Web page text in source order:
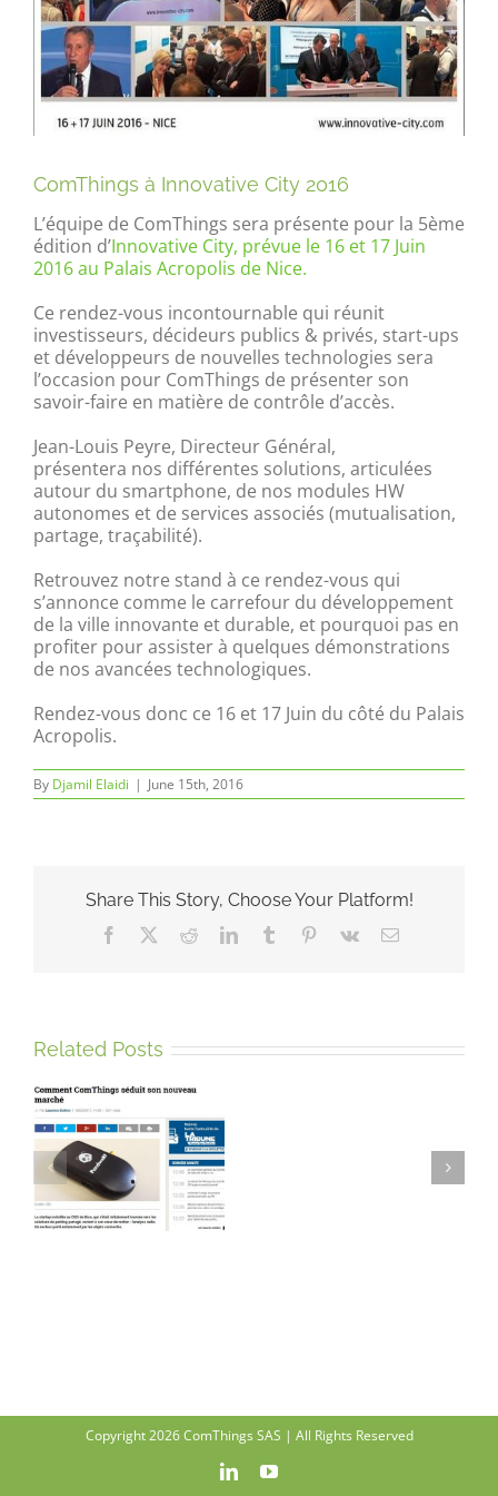
ComThings à Innovative City 2016
L’équipe de ComThings sera présente pour la 5ème
édition d’Innovative City, prévue le 16 et 17 Juin
2016 au Palais Acropolis de Nice.
Ce rendez-vous incontournable qui réunit
investisseurs, décideurs publics & privés, start-ups
et développeurs de nouvelles technologies sera
l’occasion pour ComThings de présenter son
savoir-faire en matière de contrôle d’accès.
Jean-Louis Peyre, Directeur Général,
présentera nos différentes solutions, articulées
autour du smartphone, de nos modules HW
autonomes et de services associés (mutualisation,
partage, traçabilité).
Retrouvez notre stand à ce rendez-vous qui
s’annonce comme le carrefour du développement
de la ville innovante et durable, et pourquoi pas en
profiter pour assister à quelques démonstrations
de nos avancées technologiques.
Rendez-vous donc ce 16 et 17 Juin du côté du Palais
Acropolis.
By Djamil Elaidi | June 15th, 2016
Share This Story, Choose Your Platform!
Facebook RedditLinkedInTumblr Pinterest
Vk Email
Related Posts
D’Exposition
Copyright 2026 ComThings SAS | All Rights Reserved
LinkedInYouTube